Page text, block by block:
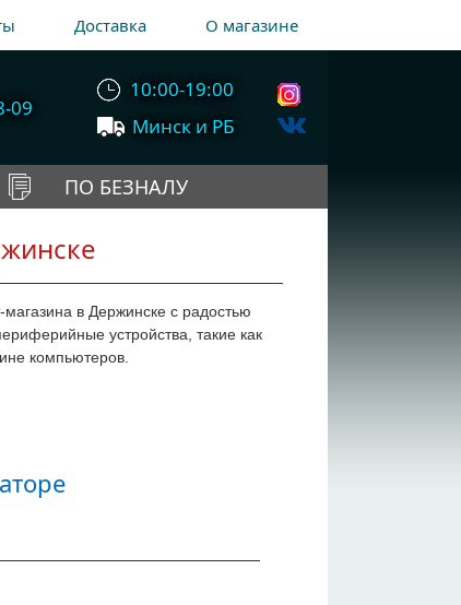
Доставка О магазине
09
10:00-19:00
Минск и РБ
ПО БЕЗНАЛУ
в Держинске с радостью
устройства, такие как
компьютеров.